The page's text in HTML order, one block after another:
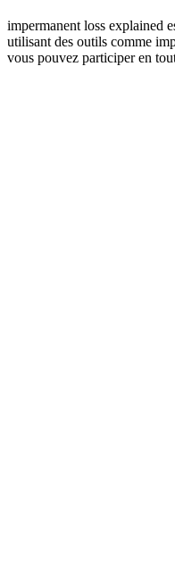
impermanent loss explained
utilisant des outils comme
vous pouvez participer en